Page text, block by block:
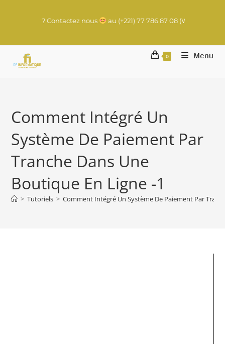
à lancer ? Contactez nous au (+221) 77 786 87 08 (WhatsApp) |
0 Menu
Comment Intégré Un
Système De Paiement Par
Tranche Dans Une
Boutique En Ligne -1
> Tutoriels > Comment Intégré Un Système De Paiement Par